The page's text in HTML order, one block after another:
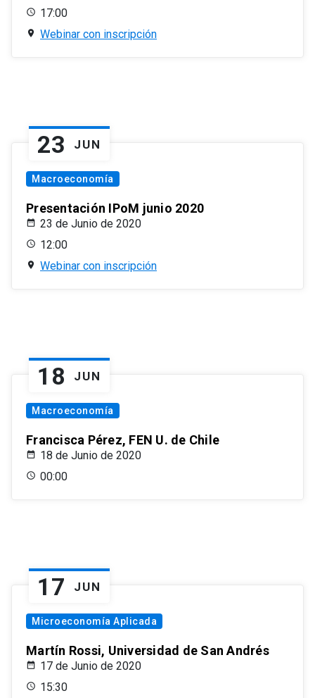
17:00
Webinar con inscripción
23 JUN
Macroeconomía
Presentación IPoM junio 2020
23 de Junio de 2020
12:00
Webinar con inscripción
18 JUN
Macroeconomía
Francisca Pérez, FEN U. de Chile
18 de Junio de 2020
00:00
17 JUN
Microeconomía Aplicada
Martín Rossi, Universidad de San Andrés
17 de Junio de 2020
15:30